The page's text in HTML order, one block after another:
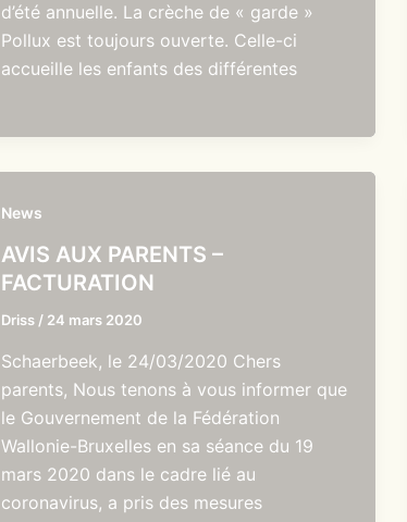
d’été annuelle. La crèche de « garde »
Pollux est toujours ouverte. Celle-ci
accueille les enfants des différentes
News
AVIS AUX PARENTS –
FACTURATION
Driss / 24 mars 2020
Schaerbeek, le 24/03/2020 Chers
parents, Nous tenons à vous informer que
le Gouvernement de la Fédération
Wallonie-Bruxelles en sa séance du 19
mars 2020 dans le cadre lié au
coronavirus, a pris des mesures